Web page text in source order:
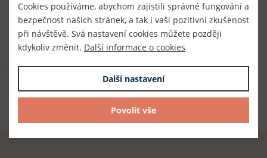
Dodavatel
TKACZIK s.r.o.
Složení
100% polyester
Cookies používáme, abychom zajistili správné fungování a
bezpečnost našich stránek, a tak i vaši pozitivní zkušenost
při návštěvě. Svá nastavení cookies můžete později
kdykoliv změnit. Další informace o cookies
Další nastavení
Povolit vše